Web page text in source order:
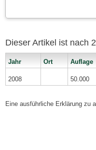
Dieser Artikel ist nach
Jahr Ort Auflage
2008 50.000
Eine ausführliche Erklärung zu